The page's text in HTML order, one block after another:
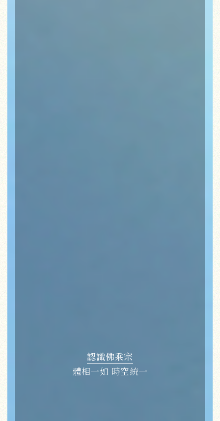
認識佛乘宗
體相一如 時空統一